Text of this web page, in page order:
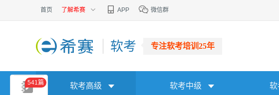
首页 了解希赛 APP 微信群
软考 专注软考培训25年
软考高级 软考中级 软
541篇